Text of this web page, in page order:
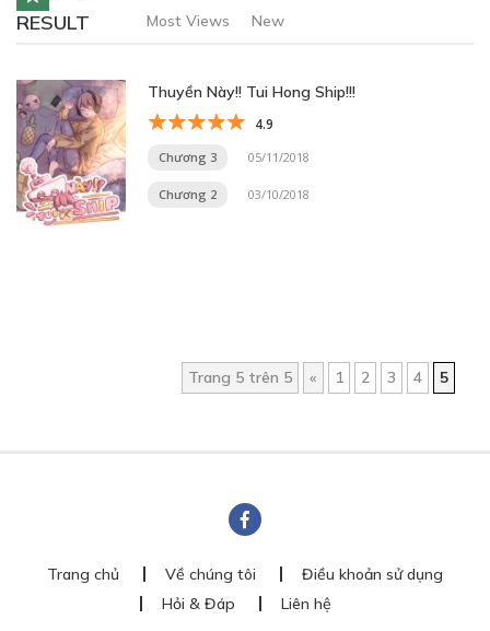
RESULT
Most Views New
Thuyền Này!! Tui Hong Ship!!!
4.9
Chương 3 05/11/2018
Chương 2 03/10/2018
Trang 5 trên 5 « 1 2 3 4 5
Trang chủ Về chúng tôi
Điều khoản sử dụng
Hỏi & Đáp
Liên hệ